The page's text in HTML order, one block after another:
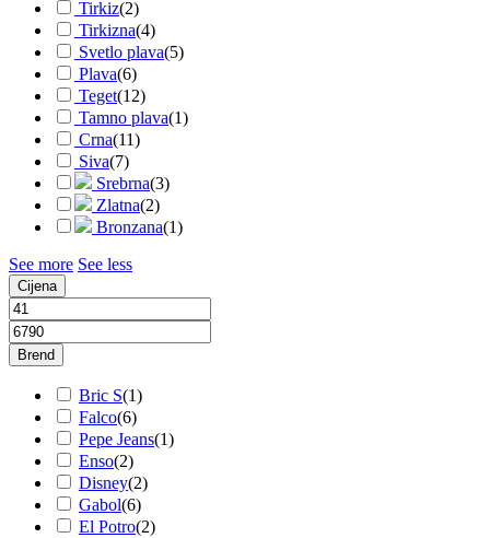
Tirkiz(2)
Tirkizna(4)
Svetlo plava(5)
Plava(6)
Teget(12)
Tamno plava(1)
Crna(11)
Siva(7)
Srebrna(3)
Zlatna(2)
Bronzana(1)
See more See less
Cijena
Brend
Bric S(1)
Falco(6)
Pepe Jeans(1)
Enso(2)
Disney(2)
Gabol(6)
El Potro(2)